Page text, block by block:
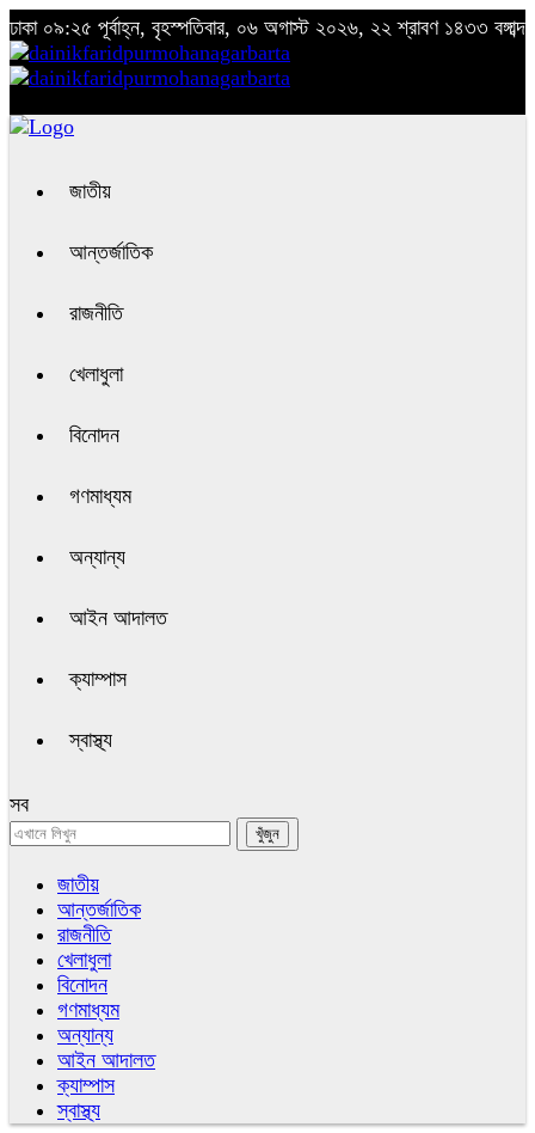
ঢাকা ০৯:২৫ পূর্বাহ্ন, বৃহস্পতিবার, ০৬ অগাস্ট ২০২৬, ২২ শ্রাবণ ১৪৩৩ বঙ্গাব্দ
জাতীয়
আন্তর্জাতিক
রাজনীতি
খেলাধুলা
বিনোদন
গণমাধ্যম
অন্যান্য
আইন আদালত
ক্যাম্পাস
স্বাস্থ্য
সব
জাতীয়
আন্তর্জাতিক
রাজনীতি
খেলাধুলা
বিনোদন
গণমাধ্যম
অন্যান্য
আইন আদালত
ক্যাম্পাস
স্বাস্থ্য